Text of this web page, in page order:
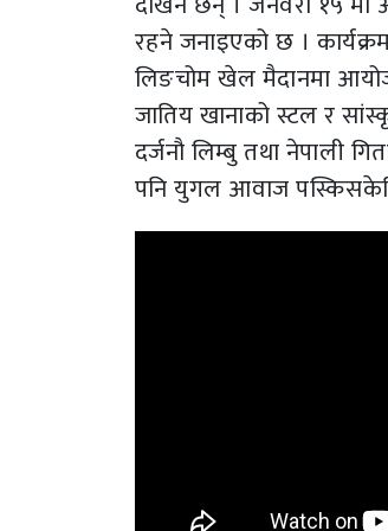
रहने जनाइएको छ ।
लिङचोम खेल मैदानमा
जातिय खानाको स्टल र
दर्जनौ लिम्बु तथा नेपाली
पनि युगल आवाज